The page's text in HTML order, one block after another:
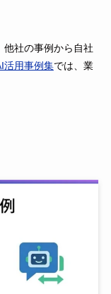
他社の事例から自社
活用事例集では、業